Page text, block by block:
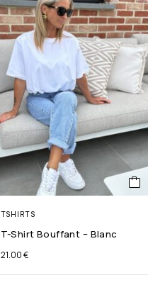
TSHIRTS
T-Shirt Bouffant – Blanc
21.00€